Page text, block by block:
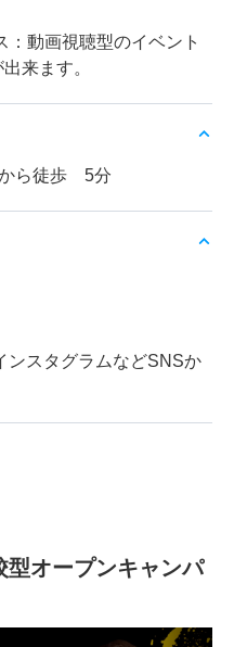
動画視聴型のイベント
来ます。
から徒歩 5分
ンスタグラムなどSNSか
オープンキャンパ